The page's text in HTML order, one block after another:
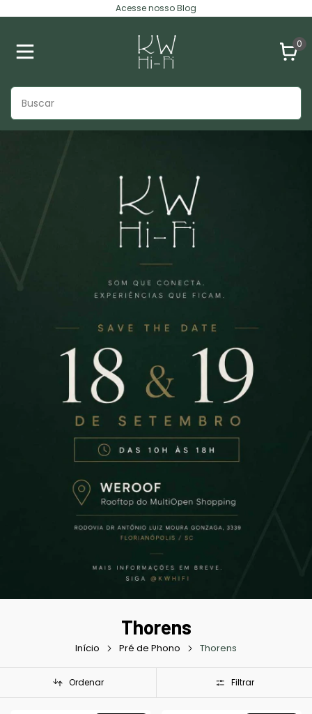
Acesse nosso Blog
0
Thorens
Início Pré de Phono Thorens
Ordenar Filtrar